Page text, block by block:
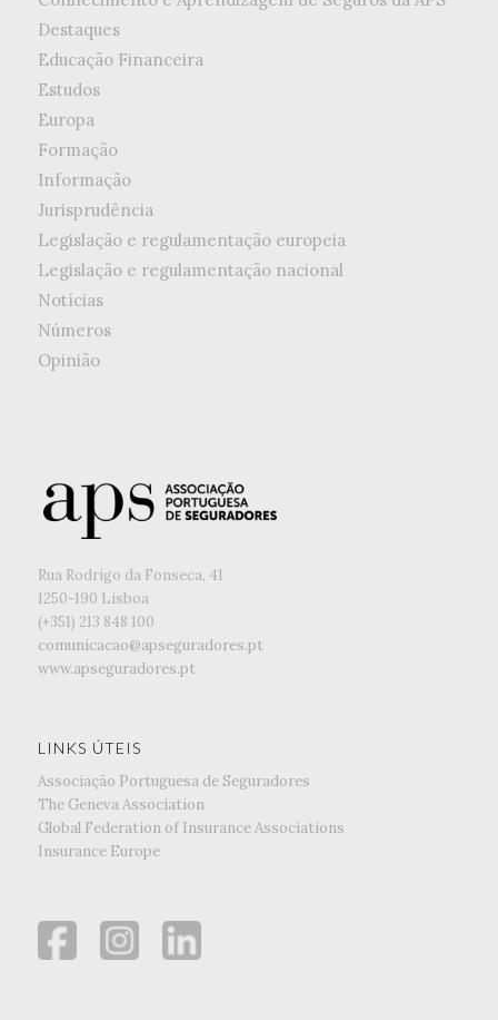
Destaques
Educação Financeira
Estudos
Europa
Formação
Informação
Jurisprudência
Legislação e regulamentação europeia
Legislação e regulamentação nacional
Notícias
Números
Opinião
Rua Rodrigo da Fonseca, 41
1250-190 Lisboa
(+351) ‭213 848 100
comunicacao@apseguradores.pt
www.apseguradores.pt
LINKS ÚTEIS
Associação Portuguesa de Seguradores
The Geneva Association
Global Federation of Insurance Associations
Insurance Europe